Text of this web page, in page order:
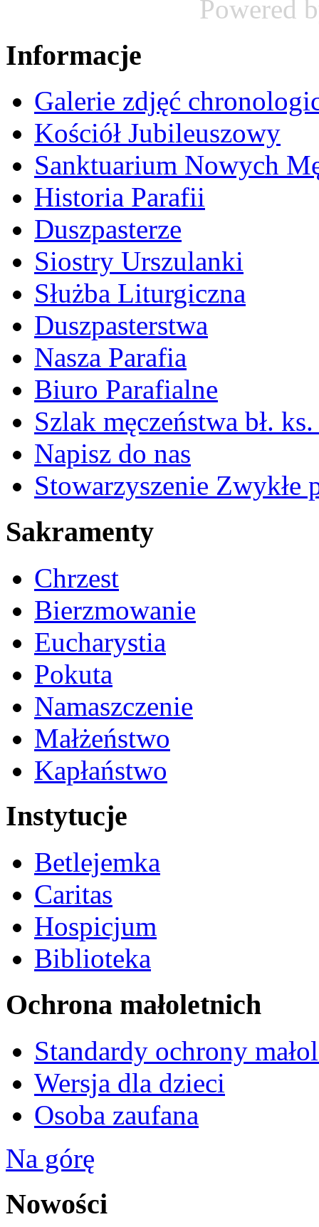
Powered
Informacje
Galerie zdjęć
Kościół Jubileuszowy
Sanktuarium Nowych
Historia Parafii
Duszpasterze
Siostry Urszulanki
Służba Liturgiczna
Duszpasterstwa
Nasza Parafia
Biuro Parafialne
Szlak męczeństwa bł.
Napisz do nas
Stowarzyszenie Zwykłe
Sakramenty
Chrzest
Bierzmowanie
Eucharystia
Pokuta
Namaszczenie
Małżeństwo
Kapłaństwo
Instytucje
Betlejemka
Caritas
Hospicjum
Biblioteka
Ochrona małoletnich
Standardy ochrony
Wersja dla dzieci
Osoba zaufana
Na górę
Nowości